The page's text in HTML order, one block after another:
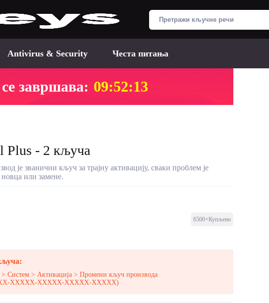
Antivirus & Security Честа питања
завршава: 09:52:12
Plus - 2 кључа
је званични кључ за трајну активацију, сваки проблем је
или замене.
6500+Купљено
Систем > Активација > Промени кључ производа
XXXXX-XXXXX-XXXXX-XXXXX)